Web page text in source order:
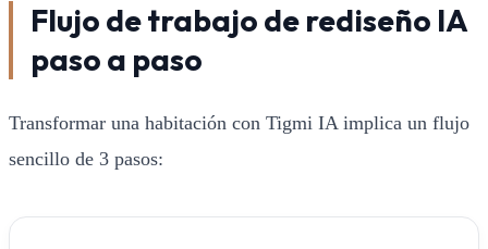
Flujo de trabajo de rediseño IA
paso a paso
Transformar una habitación con Tigmi IA implica un flujo
sencillo de 3 pasos: